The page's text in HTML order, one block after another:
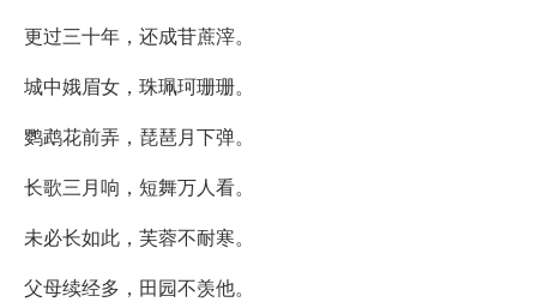
更过三十年，还成苷蔗滓。
城中娥眉女，珠珮珂珊珊。
鹦鹉花前弄，琵琶月下弹。
长歌三月响，短舞万人看。
未必长如此，芙蓉不耐寒。
父母续经多，田园不羡他。